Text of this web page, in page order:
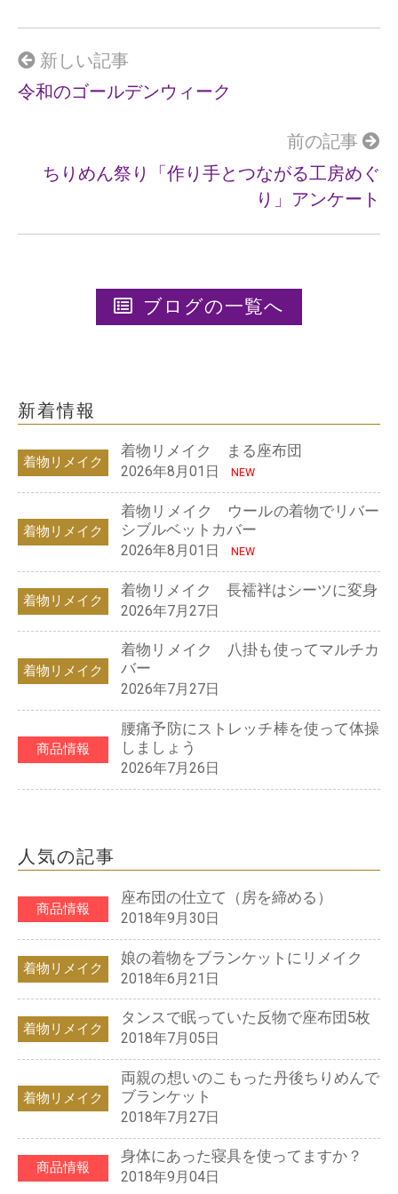
o
o
k
新しい記事
令和のゴールデンウィーク
前の記事
ちりめん祭り「作り手とつながる工房めぐ
り」アンケート
ブログの一覧へ
新着情報
着物リメイク
着物リメイク まる座布団
2026年8月01日
NEW
着物リメイク
着物リメイク ウールの着物でリバー
シブルベットカバー
2026年8月01日
NEW
着物リメイク
着物リメイク 長襦袢はシーツに変身
2026年7月27日
着物リメイク
着物リメイク 八掛も使ってマルチカ
バー
2026年7月27日
商品情報
腰痛予防にストレッチ棒を使って体操
しましょう
2026年7月26日
人気の記事
商品情報
座布団の仕立て（房を締める）
2018年9月30日
着物リメイク
娘の着物をブランケットにリメイク
2018年6月21日
着物リメイク
タンスで眠っていた反物で座布団5枚
2018年7月05日
着物リメイク
両親の想いのこもった丹後ちりめんで
ブランケット
2018年7月27日
商品情報
身体にあった寝具を使ってますか？
2018年9月04日